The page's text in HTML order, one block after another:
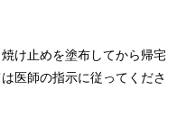
け止めを塗布してから帰宅
医師の指示に従ってくださ